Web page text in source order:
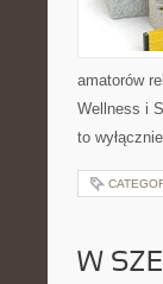
amatorów
Wellness i
to
W